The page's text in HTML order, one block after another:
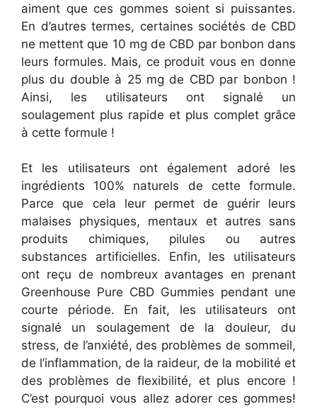
aiment que ces gommes soient si puissantes.
En d’autres termes, certaines sociétés de CBD
ne mettent que 10 mg de CBD par bonbon dans
leurs formules. Mais, ce produit vous en donne
plus du double à 25 mg de CBD par bonbon !
Ainsi, les utilisateurs ont signalé un
soulagement plus rapide et plus complet grâce
à cette formule !
Et les utilisateurs ont également adoré les
ingrédients 100% naturels de cette formule.
Parce que cela leur permet de guérir leurs
malaises physiques, mentaux et autres sans
produits chimiques, pilules ou autres
substances artificielles. Enfin, les utilisateurs
ont reçu de nombreux avantages en prenant
Greenhouse Pure CBD Gummies pendant une
courte période. En fait, les utilisateurs ont
signalé un soulagement de la douleur, du
stress, de l’anxiété, des problèmes de sommeil,
de l’inflammation, de la raideur, de la mobilité et
des problèmes de flexibilité, et plus encore !
C’est pourquoi vous allez adorer ces gommes!